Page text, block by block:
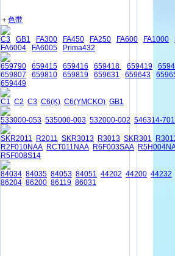
＋色带
C3 GB1 FA300 FA450 FA250 FA600 FA1000
FA6004
FA6005 Prima432
659790 659415 659416 659418 659419
659807
659810 659819 659631 659643
659449
C1 C2 C3 C6(K) C6(YMCKO) GB1
533000-053 535000-003 532000-002 546314-701
SKR2011 R2011 SKR3013 R3013 SKR301
R2F010NAA RCT011NAA R6F003SAA
R5F008S14
84034 84035 84053 84051 44202 44200 44232
86204 86200 86119 86031